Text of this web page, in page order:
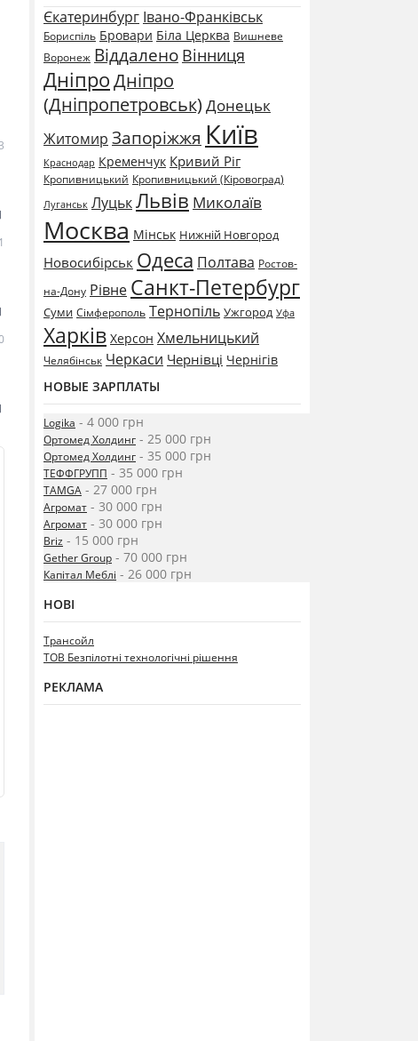
Єкатеринбург Івано-Франківськ
Бориспіль Бровари Біла Церква Вишневе
Воронеж Віддалено Вінниця
ДніпроДніпро
(Дніпропетровськ) Донецьк
Житомир Запоріжжя Київ
Краснодар Кременчук Кривий Ріг
Кропивницький Кропивницький (Кіровоград)
Луганськ ЛуцькЛьвів Миколаїв
Москва Мінськ Нижній Новгород
Новосибірськ Одеса Полтава Ростов-
на-Дону Рівне Санкт-Петербург
Суми Сімферополь Тернопіль Ужгород Уфа
Харків Херсон Хмельницький
Челябінськ Черкаси Чернівці Чернігів
НОВЫЕ ЗАРПЛАТЫ
Logika - 4 000 грн
Ортомед Холдинг - 25 000 грн
Ортомед Холдинг - 35 000 грн
ТЕФФГРУПП - 35 000 грн
TAMGA - 27 000 грн
Агромат - 30 000 грн
Агромат - 30 000 грн
Briz - 15 000 грн
Gether Group - 70 000 грн
Капітал Меблі - 26 000 грн
НОВІ
Трансойл
ТОВ Безпілотні технологічні рішення
РЕКЛАМА